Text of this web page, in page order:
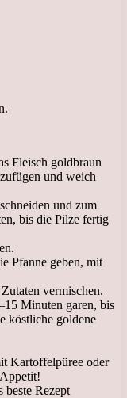
Fleisch goldbraun
und weich
und zum
bis die Pilze fertig
Pfanne geben, mit
vermischen.
Minuten garen, bis
köstliche goldene
Kartoffelpüree oder
beste Rezept